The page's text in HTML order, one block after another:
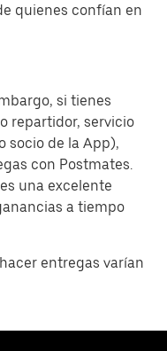
quienes confían en
si tienes
repartidor, servicio
socio de la App),
con Postmates.
una excelente
a tiempo
entregas varían